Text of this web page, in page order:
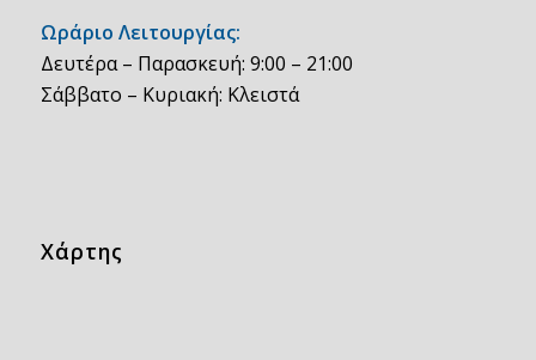
Ωράριο Λειτουργίας:
Δευτέρα – Παρασκευή: 9:00 – 21:00
Σάββατο – Κυριακή: Κλειστά
Χάρτης